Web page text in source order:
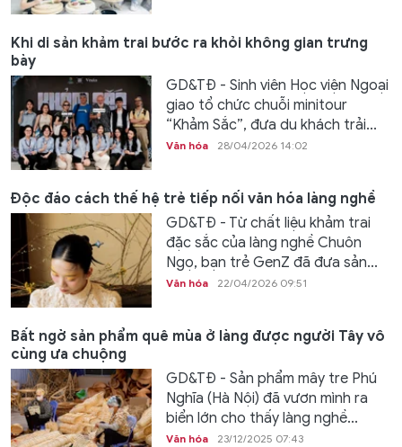
Khi di sản khảm trai bước ra khỏi không gian trưng
bày
GD&TĐ - Sinh viên Học viện Ngoại
giao tổ chức chuỗi minitour
“Khảm Sắc”, đưa du khách trải...
Văn hóa 28/04/2026 14:02
Độc đáo cách thế hệ trẻ tiếp nối văn hóa làng nghề
GD&TĐ - Từ chất liệu khảm trai
đặc sắc của làng nghề Chuôn
Ngọ, bạn trẻ GenZ đã đưa sản...
Văn hóa 22/04/2026 09:51
Bất ngờ sản phẩm quê mùa ở làng được người Tây vô
cùng ưa chuộng
GD&TĐ - Sản phẩm mây tre Phú
Nghĩa (Hà Nội) đã vươn mình ra
biển lớn cho thấy làng nghề...
Văn hóa 23/12/2025 07:43